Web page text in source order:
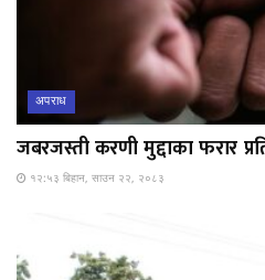
अपराध
जबरजस्ती करणी मुद्दाका फरार
१२:५३ बिहान, साउन २२, २०८३